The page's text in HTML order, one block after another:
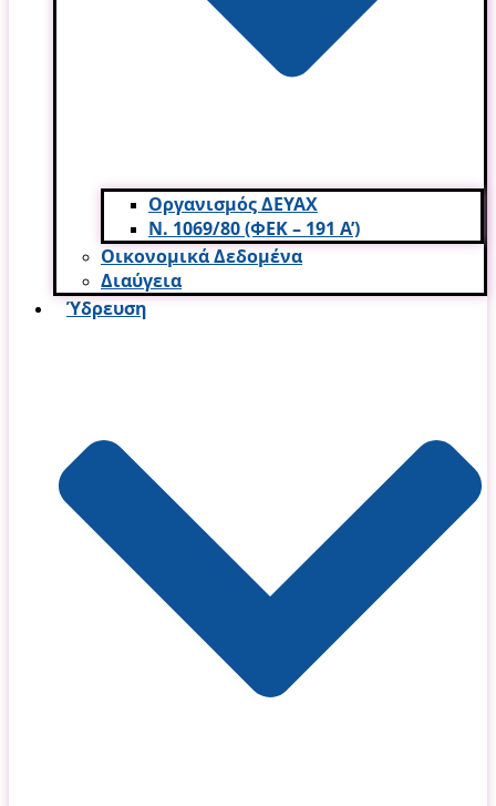
Οργανισμός ΔΕΥΑΧ
Ν. 1069/80 (ΦΕΚ – 191 Α’)
Οικονομικά Δεδομένα
Διαύγεια
Ύδρευση